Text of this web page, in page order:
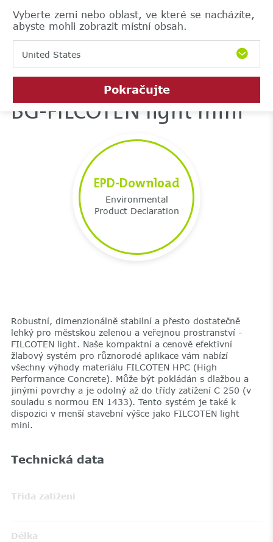
Vyberte zemi nebo oblast, ve které se nacházíte,
abyste mohli zobrazit místní obsah.
United States
Pokračujte
BG-FILCOTEN light mini
EPD-Download
Environmental
Product Declaration
Robustní, dimenzionálně stabilní a přesto dostatečně
lehký pro městskou zelenou a veřejnou prostranství -
FILCOTEN light. Naše kompaktní a cenově efektivní
žlabový systém pro různorodé aplikace vám nabízí
všechny výhody materiálu FILCOTEN HPC (High
Performance Concrete). Může být pokládán s dlažbou a
jinými povrchy a je odolný až do třídy zatížení C 250 (v
souladu s normou EN 1433). Tento systém je také k
dispozici v menší stavební výšce jako FILCOTEN light
mini.
Technická data
Třída zatížení
Délka